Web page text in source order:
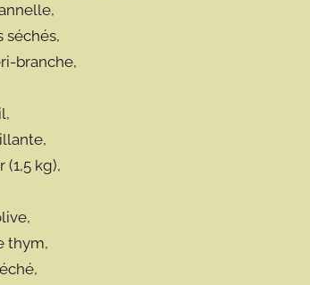
séchés,
branche,
(1,5 kg),
thym,